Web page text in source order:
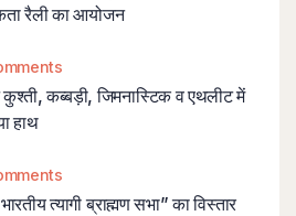
रैली का आयोजन
कुश्ती, कब्बड़ी, जिमनास्टिक व एथलीट में
हाथ
त्यागी ब्राह्मण सभा” का विस्तार